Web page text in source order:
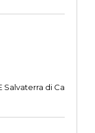
Salvaterra di Ca